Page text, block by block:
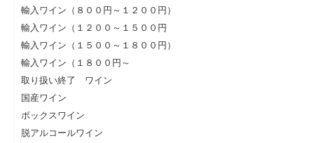
輸入ワイン（８００円～１２００円）
輸入ワイン（１２００～１５００円
輸入ワイン（１５００～１８００円）
輸入ワイン（１８００円～
取り扱い終了 ワイン
国産ワイン
ボックスワイン
脱アルコールワイン